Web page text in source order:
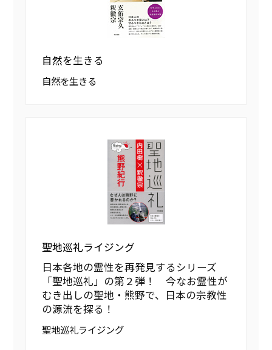
自然を生きる
自然を生きる
聖地巡礼ライジング
日本各地の霊性を再発見するシリーズ
「聖地巡礼」の第２弾！ 今なお霊性が
むき出しの聖地・熊野で、日本の宗教性
の源流を探る！
聖地巡礼ライジング